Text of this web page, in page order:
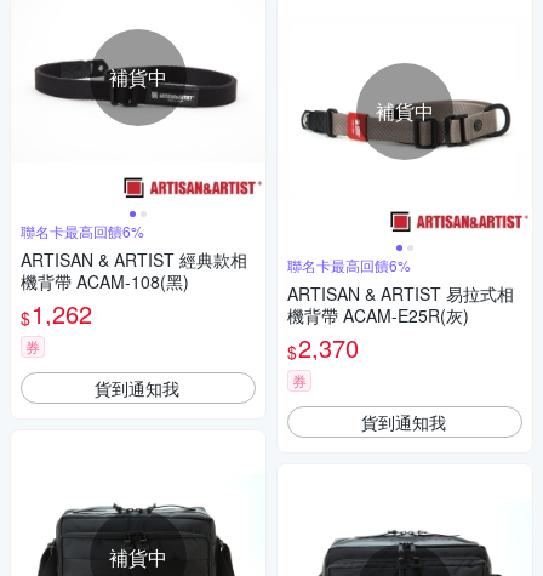
補貨中
聯名卡最高回饋6%
ARTISAN & ARTIST 經典款相
機背帶 ACAM-108(黑)
$1,262
券
貨到通知我
補貨中
補貨中
聯名卡最高回饋6%
ARTISAN & ARTIST 易拉式相
機背帶 ACAM-E25R(灰)
$2,370
券
貨到通知我